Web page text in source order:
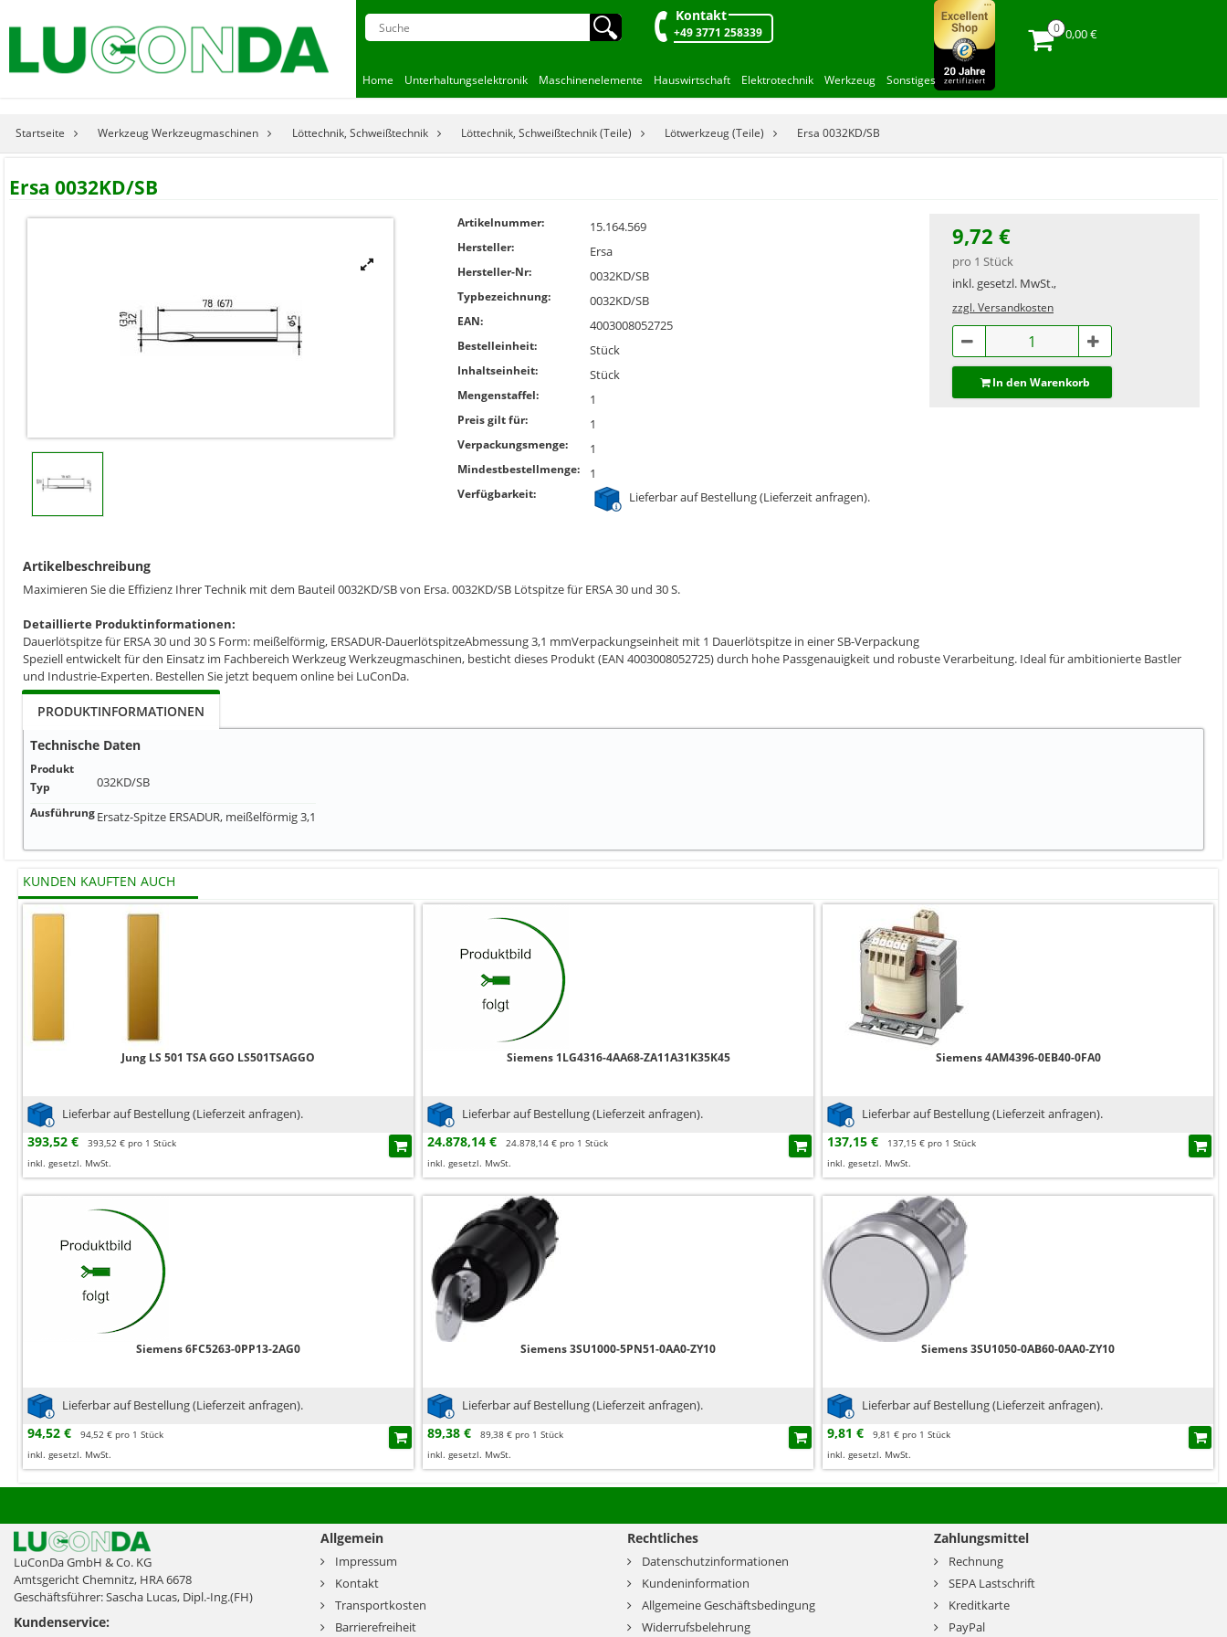
🔍︎ Kontakt
+49 3771 258339 0,00 €
Home Unterhaltungselektronik Maschinenelemente Hauswirtschaft Elektrotechnik Werkzeug Sonstiges
Startseite Werkzeug Werkzeugmaschinen Löttechnik, Schweißtechnik Löttechnik, Schweißtechnik (Teile) Lötwerkzeug (Teile) Ersa 0032KD/SB
Ersa 0032KD/SB

Artikelnummer: 15.164.569
Hersteller: Ersa
Hersteller-Nr: 0032KD/SB
Typbezeichnung: 0032KD/SB
EAN: 4003008052725
Bestelleinheit: Stück
Inhaltseinheit: Stück
Mengenstaffel: 1
Preis gilt für: 1
Verpackungsmenge: 1
Mindestbestellmenge: 1
Verfügbarkeit: Lieferbar auf Bestellung (Lieferzeit anfragen).
9,72 €
pro 1 Stück
inkl. gesetzl. MwSt.,
zzgl. Versandkosten
In den Warenkorb
Artikelbeschreibung
Maximieren Sie die Effizienz Ihrer Technik mit dem Bauteil 0032KD/SB von Ersa. 0032KD/SB Lötspitze für ERSA 30 und 30 S.
Detaillierte Produktinformationen:
Dauerlötspitze für ERSA 30 und 30 S Form: meißelförmig, ERSADUR-DauerlötspitzeAbmessung 3,1 mmVerpackungseinheit mit 1 Dauerlötspitze in einer SB-Verpackung
Speziell entwickelt für den Einsatz im Fachbereich Werkzeug Werkzeugmaschinen, besticht dieses Produkt (EAN 4003008052725) durch hohe Passgenauigkeit und robuste Verarbeitung. Ideal für ambitionierte Bastler
und Industrie-Experten. Bestellen Sie jetzt bequem online bei LuConDa.
PRODUKTINFORMATIONEN
Technische Daten
Produkt
Typ
032KD/SB
AusführungErsatz-Spitze ERSADUR, meißelförmig 3,1
KUNDEN KAUFTEN AUCH
Jung LS 501 TSA GGO LS501TSAGGO
Lieferbar auf Bestellung (Lieferzeit anfragen).
393,52 €
393,52 € pro 1 Stück
inkl. gesetzl. MwSt.
Siemens 1LG4316-4AA68-ZA11A31K35K45
Lieferbar auf Bestellung (Lieferzeit anfragen).
24.878,14 €
24.878,14 € pro 1 Stück
inkl. gesetzl. MwSt.
Siemens 4AM4396-0EB40-0FA0
Lieferbar auf Bestellung (Lieferzeit anfragen).
137,15 €
137,15 € pro 1 Stück
inkl. gesetzl. MwSt.
Siemens 6FC5263-0PP13-2AG0
Lieferbar auf Bestellung (Lieferzeit anfragen).
94,52 €
94,52 € pro 1 Stück
inkl. gesetzl. MwSt.
Siemens 3SU1000-5PN51-0AA0-ZY10
Lieferbar auf Bestellung (Lieferzeit anfragen).
89,38 €
89,38 € pro 1 Stück
inkl. gesetzl. MwSt.
Siemens 3SU1050-0AB60-0AA0-ZY10
Lieferbar auf Bestellung (Lieferzeit anfragen).
9,81 €
9,81 € pro 1 Stück
inkl. gesetzl. MwSt.
LuConDa GmbH & Co. KG
Amtsgericht Chemnitz, HRA 6678
Geschäftsführer: Sascha Lucas, Dipl.-Ing.(FH)
Kundenservice:
Allgemein
Impressum
Kontakt
Transportkosten
Barrierefreiheit
Rechtliches
Datenschutzinformationen
Kundeninformation
Allgemeine Geschäftsbedingung
Widerrufsbelehrung
Zahlungsmittel
Rechnung
SEPA Lastschrift
Kreditkarte
PayPal